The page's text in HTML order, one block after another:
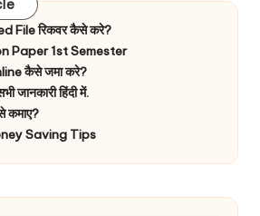
File रिकवर कैसे करे?
Paper 1st Semester
कैसे जमा करे?
जानकारी हिंदी में.
कमाए?
Saving Tips